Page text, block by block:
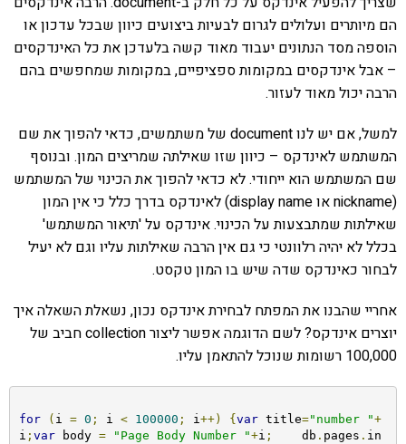
הם מיותרים ועלולים לגרום לבעיות ביצועים כיוון שבכל עדכון או
הוספה מסד הנתונים יעבוד מאוד קשה בלעדכן את כל האינדקסים
– אבל אינדקסים במקומות ספציפיים, במקומות שמחפשים בהם
הרבה יכול מאוד לעזור.
למשל, אם יש לנו document של משתמשים, כדאי להפוך את שם
המשתמש לאינדקס – כיוון שזו שאילתה שמריצים המון. ובנוסף
שם המשתמש הוא ייחודי. לא כדאי להפוך את הכינוי של המשתמש
(nickname או display name) לאינדקס בדרך כלל כי אין המון
שאילתות שמתבצעות על הכינוי. אינדקס על 'תיאור המשתמש'
בכלל לא יהיה רלוונטי כי גם אין הרבה שאילתות עליו וגם לא יעיל
לבחור כאינדקס שדה שיש בו המון טקסט.
אחריי שהבנו את המפתח לבחירת אינדקס נכון, נשאלת השאלה איך
יוצרים אינדקס? לשם הדוגמה אפשר ליצור collection חביב של
100,000 רשומות שנוכל להתאמן עליו.
for ( i = 0 ; i < 100000 ; i++) { var title="number "+
i ; var body = "Page Body Number "+i ;
    db
. pages . in